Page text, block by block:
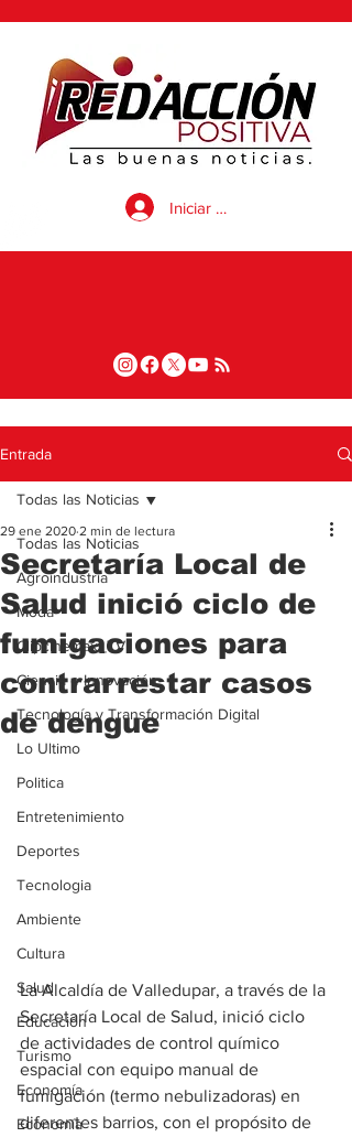
Iniciar sesión
Entrada
Todas las Noticias
Agroindustria
Moda
Clipcinemax_TV
Ciencia e Innovación
Tecnología y Transformación Digital
Lo Ultimo
Politica
Entretenimiento
Deportes
Tecnologia
Ambiente
Cultura
Salud
Educación
Turismo
Economía
Economía
Todas las Noticias
Secretaría Local de
Salud inició ciclo de
fumigaciones para
contrarrestar casos
de dengue
29 ene 2020 2 min de lectura
La Alcaldía de Valledupar, a través de la
Secretaría Local de Salud, inició ciclo
de actividades de control químico
espacial con equipo manual de
fumigación (termo nebulizadoras) en
diferentes barrios, con el propósito de